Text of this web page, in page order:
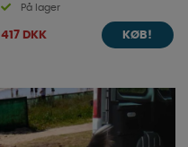
På lager
417 DKK KØB!